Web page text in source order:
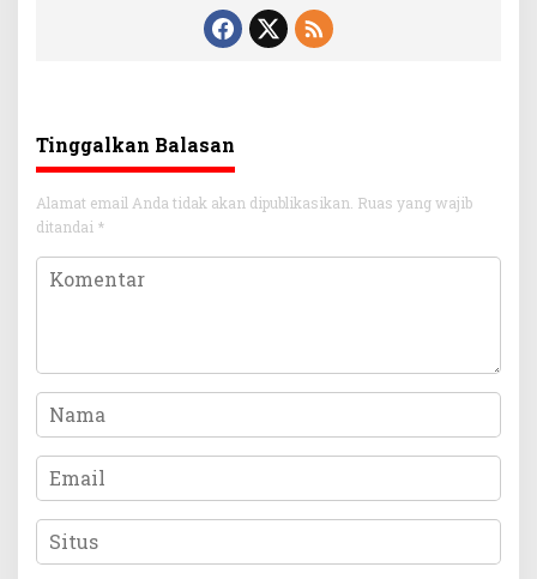
Tinggalkan Balasan
Alamat email Anda tidak akan dipublikasikan. Ruas yang wajib
ditandai *